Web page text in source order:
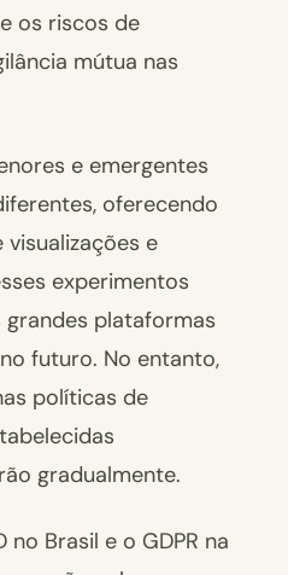
os riscos de
mútua nas
e emergentes
oferecendo
e
experimentos
plataformas
futuro. No entanto,
políticas de
gradualmente.
no Brasil e o GDPR na